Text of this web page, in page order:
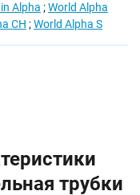
Alpha ;World Alpha
CH ;World Alpha S
трубки